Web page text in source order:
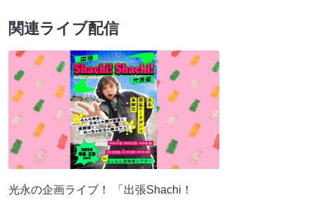
関連ライブ配信
光永の企画ライブ！ 「出張Shachi！